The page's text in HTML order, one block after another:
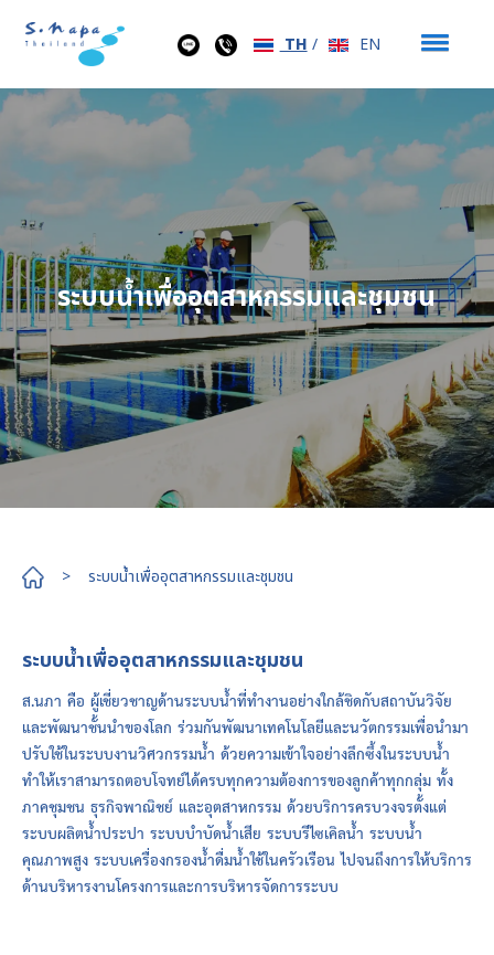
TH / EN
ระบบน้ำเพื่ออุตสาหกรรมและชุมชน
> ระบบน้ำเพื่ออุตสาหกรรมและชุมชน
ระบบน้ำเพื่ออุตสาหกรรมและชุมชน
ส.นภา คือ ผู้เชี่ยวชาญด้านระบบน้ำที่ทำงานอย่างใกล้ชิดกับสถาบันวิจัย
และพัฒนาชั้นนำของโลก ร่วมกันพัฒนาเทคโนโลยีและนวัตกรรมเพื่อนำมา
ปรับใช้ในระบบงานวิศวกรรมน้ำ ด้วยความเข้าใจอย่างลึกซึ้งในระบบน้ำ
ทำให้เราสามารถตอบโจทย์ได้ครบทุกความต้องการของลูกค้าทุกกลุ่ม ทั้ง
ภาคชุมชน ธุรกิจพาณิชย์ และอุตสาหกรรม ด้วยบริการครบวงจรตั้งแต่
ระบบผลิตน้ำประปา ระบบบำบัดน้ำเสีย ระบบรีไซเคิลน้ำ ระบบน้ำ
คุณภาพสูง ระบบเครื่องกรองน้ำดื่มน้ำใช้ในครัวเรือน ไปจนถึงการให้บริการ
ด้านบริหารงานโครงการและการบริหารจัดการระบบ